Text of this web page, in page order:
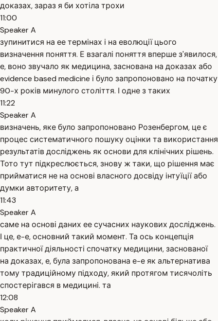
доказах, зараз я би хотіла трохи
11:00
Speaker A
зупинитися на ее термінах і на еволюції цього
визначення поняття. Е взагалі поняття вперше з'явилося,
е, воно звучало як медицина, заснована на доказах або
evidence based medicine і було запропоновано на початку
90-х років минулого століття. І одне з таких
11:22
Speaker A
визначень, яке було запропоновано Розенбергом, це є
процес систематичного пошуку оцінки та використання
результатів досліджень як основи для клінічних рішень.
Тото тут підкреслюється, знову ж таки, що рішення має
прийматися не на основі власного досвіду інтуїції або
думки авторитету, а
11:43
Speaker A
саме на основі даних ее сучасних наукових досліджень.
І це, е-е, основний такий момент. Та ось концепція
практичної діяльності спочатку медицини, заснованої
на доказах, е, була запропонована е-е як альтернатива
тому традиційному підходу, який протягом тисячоліть
спостерігався в медицині. та
12:08
Speaker A